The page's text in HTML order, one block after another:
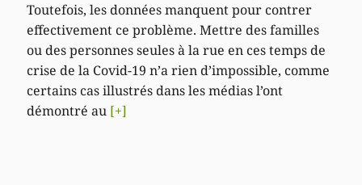
Toutefois, les données manquent pour contrer
effectivement ce problème. Mettre des familles
ou des personnes seules à la rue en ces temps de
crise de la Covid-19 n’a rien d’impossible, comme
certains cas illustrés dans les médias l’ont
démontré au [+]